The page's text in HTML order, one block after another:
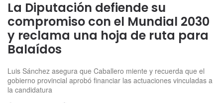
La Diputación defiende su
compromiso con el Mundial 2030
y reclama una hoja de ruta para
Balaídos
Luis Sánchez asegura que Caballero miente y recuerda que el
gobierno provincial aprobó financiar las actuaciones vinculadas a
la candidatura